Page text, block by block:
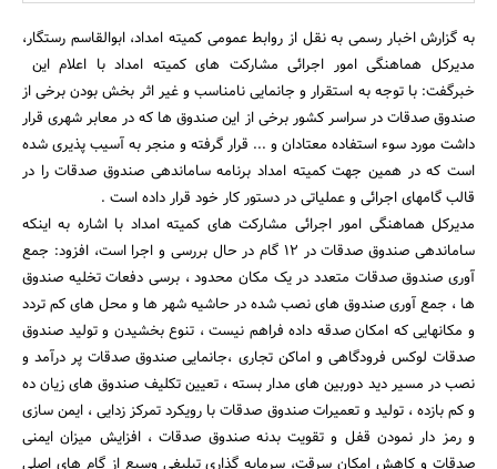
جستجو
به گزارش اخبار رسمی به نقل از روابط عمومی کمیته امداد، ابوالقاسم رستگار،
مدیرکل هماهنگی امور اجرائی مشارکت های کمیته امداد با اعلام این
خبرگفت: با توجه به استقرار و جانمایی نامناسب و غیر اثر بخش بودن برخی از
صندوق صدقات در سراسر کشور برخی از این صندوق ها که در معابر شهری قرار
داشت مورد سوء استفاده معتادان و ... قرار گرفته و منجر به آسیب پذیری شده
است که در همین جهت کمیته امداد برنامه ساماندهی صندوق صدقات را در
قالب گامهای اجرائی و عملیاتی در دستور کار خود قرار داده است .
مدیرکل هماهنگی امور اجرائی مشارکت های کمیته امداد با اشاره به اینکه
ساماندهی صندوق صدقات در 12 گام در حال بررسی و اجرا است، افزود: جمع
آوری صندوق صدقات متعدد در یک مکان محدود ، برسی دفعات تخلیه صندوق
ها ، جمع آوری صندوق های نصب شده در حاشیه شهر ها و محل های کم تردد
و مکانهایی که امکان صدقه داده فراهم نیست ، تنوع بخشیدن و تولید صندوق
صدقات لوکس فرودگاهی و اماکن تجاری ،جانمایی صندوق صدقات پر درآمد و
نصب در مسیر دید دوربین های مدار بسته ، تعیین تکلیف صندوق های زیان ده
و کم بازده ، تولید و تعمیرات صندوق صدقات با رویکرد تمرکز زدایی ، ایمن سازی
و رمز دار نمودن قفل و تقویت بدنه صندوق صدقات ، افزایش میزان ایمنی